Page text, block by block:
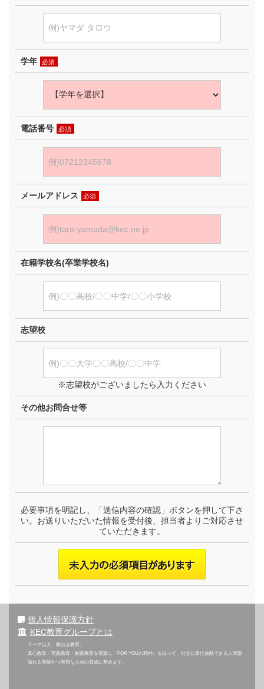
学年 必須
電話番号 必須
メールアドレス 必須
在籍学校名(卒業学校名)
志望校
※志望校がございましたら入力ください
その他お問合せ等
必要事項を明記し、「送信内容の確認」ボタンを押して下さ
い。お送りいただいた情報を受付後、担当者よりご対応させ
ていただきます。
個人情報保護方針
KEC教育グループとは
テーマは人 舞台は教育。
真心教育・実践教育・創造教育を実践し「FOR YOUの精神」を以って、社会に奉仕貢献できる人間愛
溢れる有能かつ有用な人材の育成に努めます。